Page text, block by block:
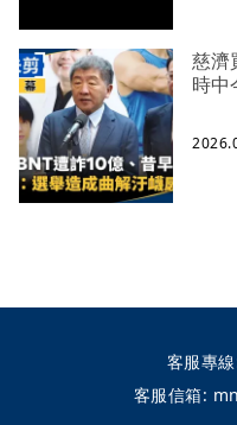
慈濟
時中
客服專
客服信箱: